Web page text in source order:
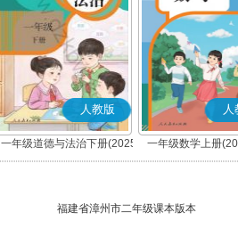
人教版
一年级道德与法治下册(2025
春版)(部编版)
人
一年级数学上册
福建省漳州市二年级课本版本